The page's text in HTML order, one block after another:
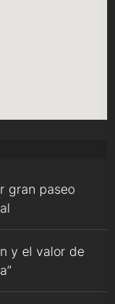
gran paseo
y el valor de